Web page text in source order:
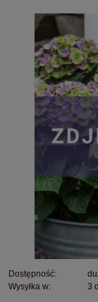
Dostępność:
Wysyłka w:
3